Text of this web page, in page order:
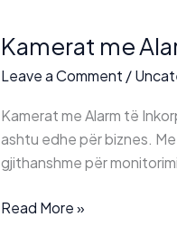
Kamerat me
Leave a Comment /
Kamerat me Alarm të
ashtu edhe për biznes.
gjithanshme për
Kamerat
Read More »